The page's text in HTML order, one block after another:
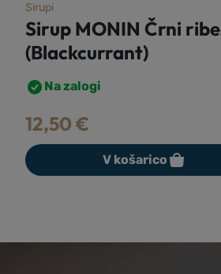
Sirupi
Sirup MONIN Ananas
Na zalogi
12,00€
V košarico